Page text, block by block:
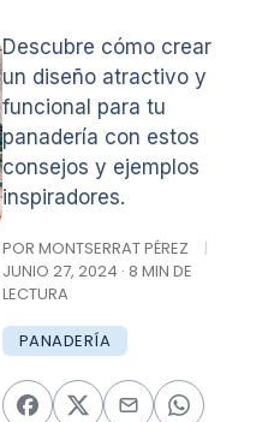
Descubre cómo crear
un diseño atractivo y
funcional para tu
panadería con estos
consejos y ejemplos
inspiradores.
POR MONTSERRAT PÉREZ
|
JUNIO 27, 2024 · 8 MIN DE
LECTURA
PANADERÍA